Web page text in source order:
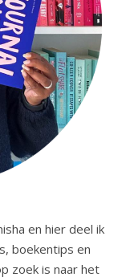
en hier deel ik
boekentips en
zoek is naar het